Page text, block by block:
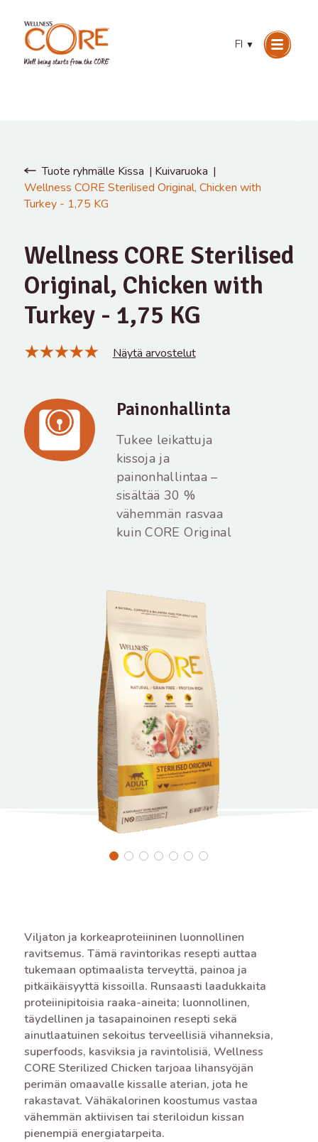
FI ▼
Tuote ryhmälle Kissa
Kuivaruoka
Wellness CORE Sterilised Original, Chicken with
Turkey - 1,75 KG
Wellness CORE Sterilised
Original, Chicken with
Turkey - 1,75 KG
Näytä arvostelut
Painonhallinta
Tukee leikattuja
kissoja ja
painonhallintaa –
sisältää 30 %
vähemmän rasvaa
kuin CORE Original
Viljaton ja korkeaproteiininen luonnollinen
ravitsemus. Tämä ravintorikas resepti auttaa
tukemaan optimaalista terveyttä, painoa ja
pitkäikäisyyttä kissoilla. Runsaasti laadukkaita
proteiinipitoisia raaka-aineita; luonnollinen,
täydellinen ja tasapainoinen resepti sekä
ainutlaatuinen sekoitus terveellisiä vihanneksia,
superfoods, kasviksia ja ravintolisiä, Wellness
CORE Sterilized Chicken tarjoaa lihansyöjän
perimän omaavalle kissalle aterian, jota he
rakastavat. Vähäkalorinen koostumus vastaa
vähemmän aktiivisen tai steriloidun kissan
pienempiä energiatarpeita.